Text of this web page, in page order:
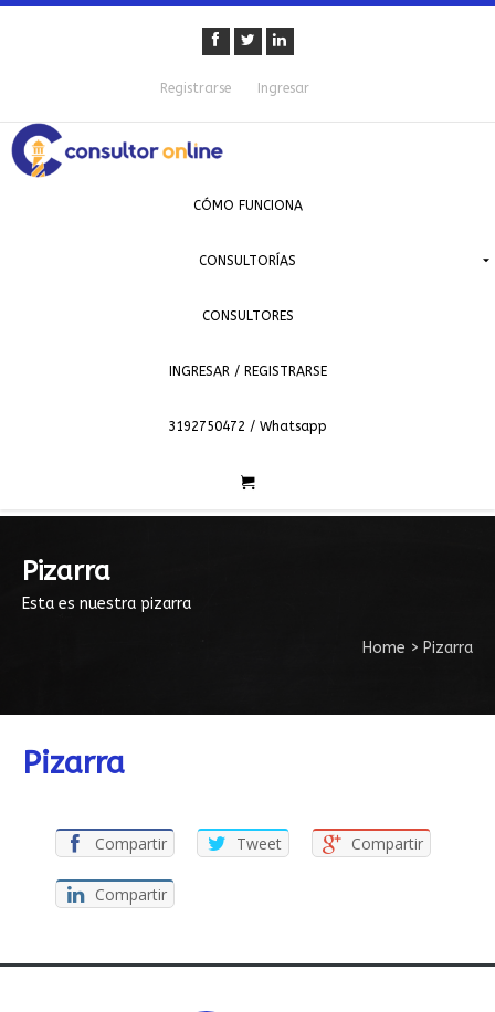
Registrarse Ingresar
CÓMO FUNCIONA
CONSULTORÍAS
CONSULTORES
INGRESAR / REGISTRARSE
3192750472 / Whatsapp
Pizarra
Esta es nuestra pizarra
Home > Pizarra
Pizarra
Compartir Tweet Compartir
Compartir